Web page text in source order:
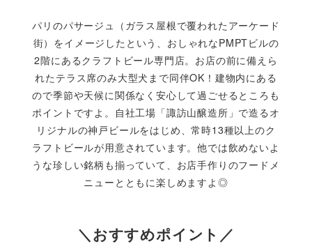
パリのパサージュ（ガラス屋根で覆われたアーケード
街）をイメージしたという、おしゃれなPMPTビルの
2階にあるクラフトビール専門店。お店の前に備えら
れたテラス席のみ大型犬まで同伴OK！建物内にある
ので季節や天候に関係なく安心して過ごせるところも
ポイントですよ。自社工場「諏訪山醸造所」で造るオ
リジナルの神戸ビールをはじめ、常時13種以上のク
ラフトビールが用意されています。他では飲めないよ
うな珍しい銘柄も揃っていて、お店手作りのフードメ
ニューとともに楽しめますよ◎
＼おすすめポイント／